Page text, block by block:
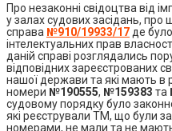
Про незаконні свідоцтва від
у залах судових засідань, про
справа №910/19933/17 де
інтелектуальних прав
даній справі розглядались
відповідних зареєстрованих
нашої держави та які мають в
номери №190555, №159383 та
судовому порядку було
які реєстрували ТМ, що були
номерами, не мали та не